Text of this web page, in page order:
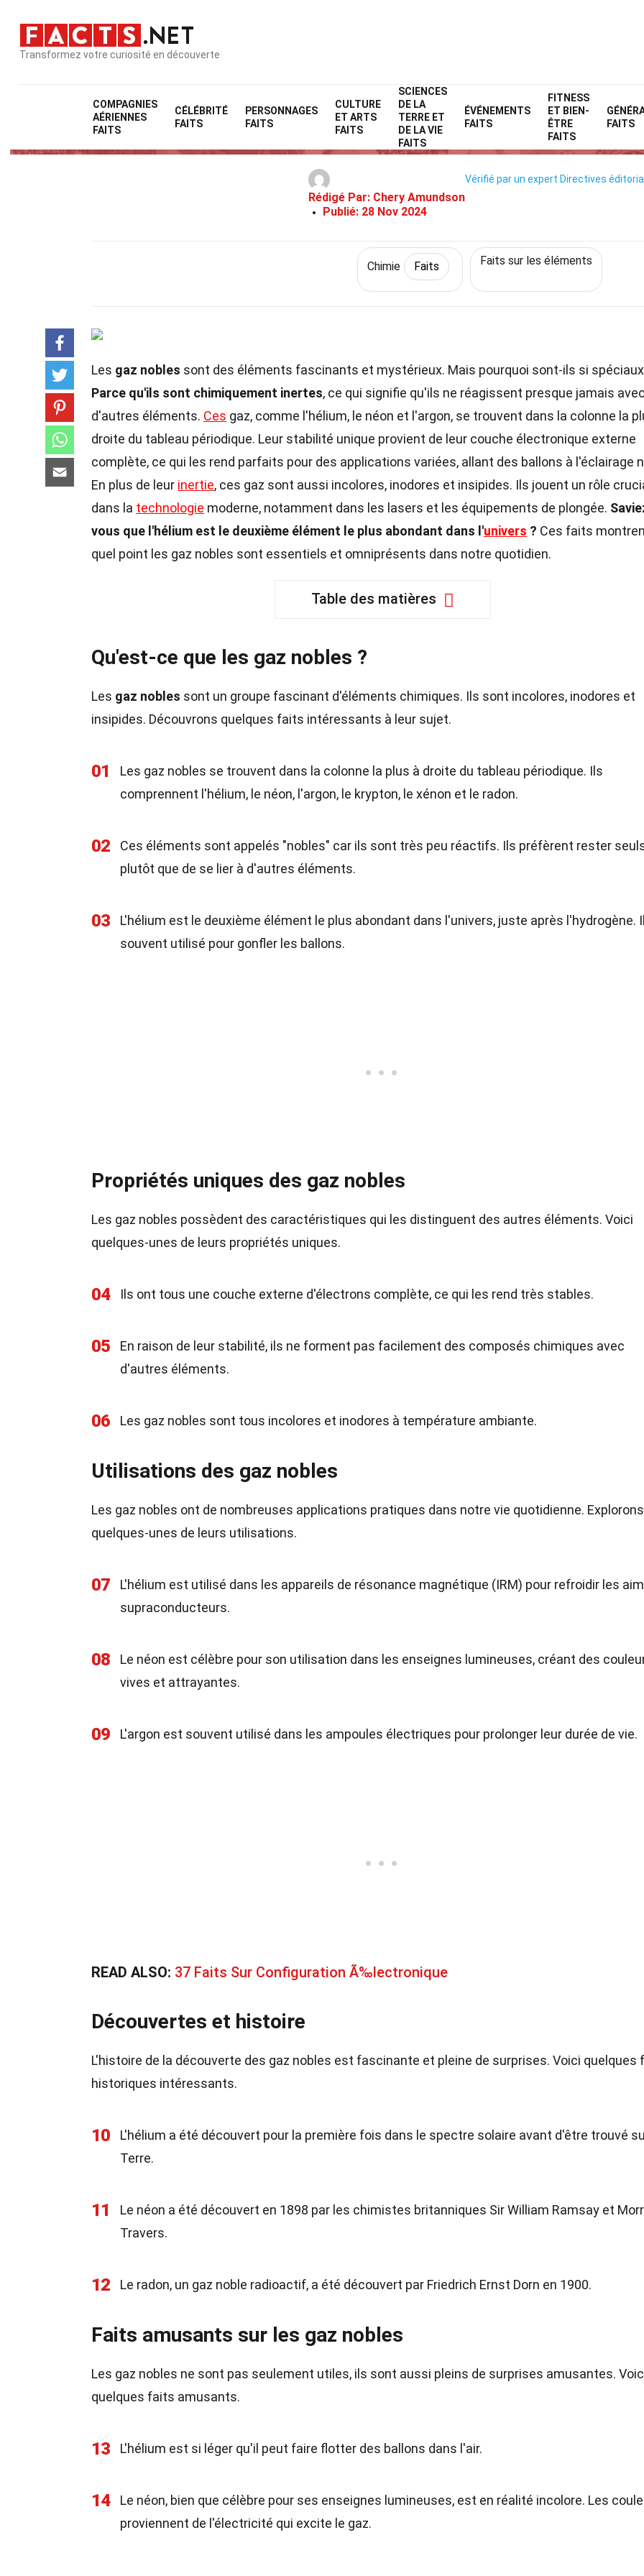
Transformez votre curiosité en découverte
COMPAGNIES
AÉRIENNES
FAITS
CÉLÉBRITÉ
FAITS
PERSONNAGES
FAITS
CULTURE
ET ARTS
FAITS
SCIENCES
DE LA
TERRE ET
DE LA VIE
FAITS
ÉVÉNEMENTS
FAITS
FITNESS
ET BIEN-
ÊTRE
FAITS
FAITS
Home Science Faits
39 Faits Sur Gaz Nobles
Rédigé Par: Chery Amundson
Publié: 28 Nov 2024
Vérifié par un expert Directives
Chimie Faits Faits sur les éléments
Les gaz nobles sont des éléments fascinants et mystérieux. Mais pourquoi sont-ils si
Parce qu'ils sont chimiquement inertes, ce qui signifie qu'ils ne réagissent presque jamais
d'autres éléments. Ces gaz, comme l'hélium, le néon et l'argon, se trouvent dans la colonne la
droite du tableau périodique. Leur stabilité unique provient de leur couche électronique externe
complète, ce qui les rend parfaits pour des applications variées, allant des ballons à l'éclairage
En plus de leur inertie, ces gaz sont aussi incolores, inodores et insipides. Ils jouent un rôle
dans la technologie moderne, notamment dans les lasers et les équipements de plongée.
vous que l'hélium est le deuxième élément le plus abondant dans l'univers ? Ces faits
quel point les gaz nobles sont essentiels et omniprésents dans notre quotidien.
Table des matières
Qu'est-ce que les gaz nobles ?
Les gaz nobles sont un groupe fascinant d'éléments chimiques. Ils sont incolores, inodores et
insipides. Découvrons quelques faits intéressants à leur sujet.
01
Les gaz nobles se trouvent dans la colonne la plus à droite du tableau périodique. Ils
comprennent l'hélium, le néon, l'argon, le krypton, le xénon et le radon.
02
Ces éléments sont appelés "nobles" car ils sont très peu réactifs. Ils préfèrent rester
plutôt que de se lier à d'autres éléments.
03
L'hélium est le deuxième élément le plus abondant dans l'univers, juste après l'hydrogène.
souvent utilisé pour gonfler les ballons.
Propriétés uniques des gaz nobles
Les gaz nobles possèdent des caractéristiques qui les distinguent des autres éléments. Voici
quelques-unes de leurs propriétés uniques.
04 Ils ont tous une couche externe d'électrons complète, ce qui les rend très stables.
05
En raison de leur stabilité, ils ne forment pas facilement des composés chimiques avec
d'autres éléments.
06 Les gaz nobles sont tous incolores et inodores à température ambiante.
Utilisations des gaz nobles
Les gaz nobles ont de nombreuses applications pratiques dans notre vie quotidienne. Explorons
quelques-unes de leurs utilisations.
07
L'hélium est utilisé dans les appareils de résonance magnétique (IRM) pour refroidir les
supraconducteurs.
08
Le néon est célèbre pour son utilisation dans les enseignes lumineuses, créant des
vives et attrayantes.
09 L'argon est souvent utilisé dans les ampoules électriques pour prolonger leur durée de vie.
READ ALSO: 37 Faits Sur Configuration Ã‰lectronique
Découvertes et histoire
L'histoire de la découverte des gaz nobles est fascinante et pleine de surprises. Voici quelques
historiques intéressants.
10
L'hélium a été découvert pour la première fois dans le spectre solaire avant d'être trouvé
Terre.
11
Le néon a été découvert en 1898 par les chimistes britanniques Sir William Ramsay et
Travers.
12 Le radon, un gaz noble radioactif, a été découvert par Friedrich Ernst Dorn en 1900.
Faits amusants sur les gaz nobles
Les gaz nobles ne sont pas seulement utiles, ils sont aussi pleins de surprises amusantes.
quelques faits amusants.
13 L'hélium est si léger qu'il peut faire flotter des ballons dans l'air.
14
Le néon, bien que célèbre pour ses enseignes lumineuses, est en réalité incolore. Les
proviennent de l'électricité qui excite le gaz.